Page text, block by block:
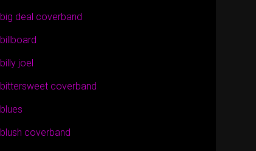
big deal coverband
billboard
billy joel
bittersweet coverband
blues
blush coverband